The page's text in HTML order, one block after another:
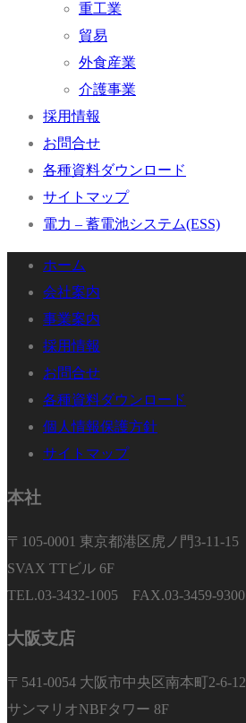
重工業
貿易
外食産業
介護事業
採用情報
お問合せ
各種資料ダウンロード
サイトマップ
電力 – 蓄電池システム(ESS)
ホーム
会社案内
事業案内
採用情報
お問合せ
各種資料ダウンロード
個人情報保護方針
サイトマップ
本社
〒105-0001 東京都港区虎ノ門3-11-15
SVAX TTビル 6F
TEL.03-3432-1005 FAX.03-3459-9300
大阪支店
〒541-0054 大阪市中央区南本町2-6-12
サンマリオNBFタワー 8F